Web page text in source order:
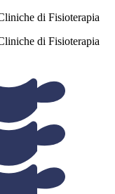
di Fisioterapia
di Fisioterapia